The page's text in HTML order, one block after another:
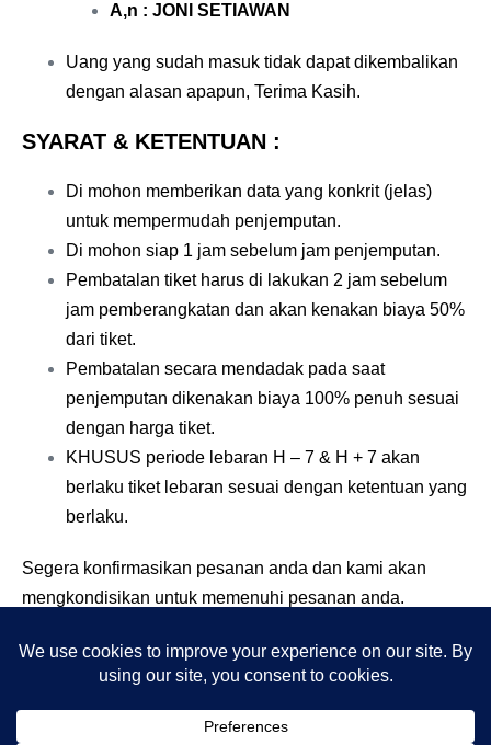
A,n : JONI SETIAWAN
Uang yang sudah masuk tidak dapat dikembalikan
dengan alasan apapun, Terima Kasih.
SYARAT & KETENTUAN :
Di mohon memberikan data yang konkrit (jelas)
untuk mempermudah penjemputan.
Di mohon siap 1 jam sebelum jam penjemputan.
Pembatalan tiket harus di lakukan 2 jam sebelum
jam pemberangkatan dan akan kenakan biaya 50%
dari tiket.
Pembatalan secara mendadak pada saat
penjemputan dikenakan biaya 100% penuh sesuai
dengan harga tiket.
KHUSUS periode lebaran H – 7 & H + 7 akan
berlaku tiket lebaran sesuai dengan ketentuan yang
berlaku.
Segera konfirmasikan pesanan anda dan kami akan
mengkondisikan untuk memenuhi pesanan anda.
Terima kasih atas kepercayaan anda kepada kami. Info
dan pesanan anda akan kami layani sebaik mungkin.